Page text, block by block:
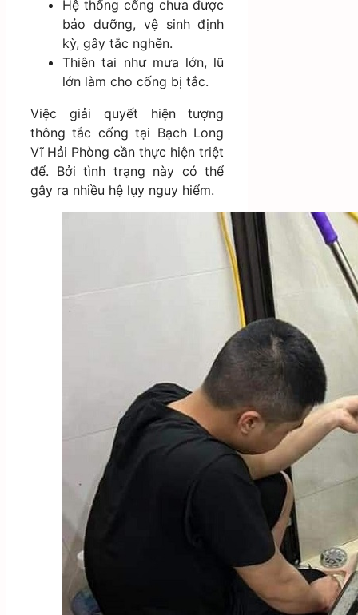
Hệ thống cống chưa được
bảo dưỡng, vệ sinh định
kỳ, gây tắc nghẽn.
Thiên tai như mưa lớn, lũ
lớn làm cho cống bị tắc.
Việc giải quyết hiện tượng
thông tắc cống tại Bạch Long
Vĩ Hải Phòng cần thực hiện triệt
để. Bởi tình trạng này có thể
gây ra nhiều hệ lụy nguy hiểm.